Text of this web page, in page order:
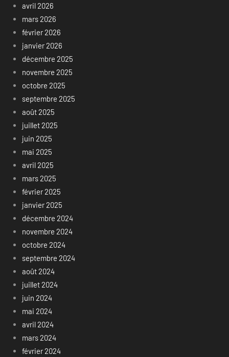
avril 2026
mars 2026
février 2026
janvier 2026
décembre 2025
novembre 2025
octobre 2025
septembre 2025
août 2025
juillet 2025
juin 2025
mai 2025
avril 2025
mars 2025
février 2025
janvier 2025
décembre 2024
novembre 2024
octobre 2024
septembre 2024
août 2024
juillet 2024
juin 2024
mai 2024
avril 2024
mars 2024
février 2024